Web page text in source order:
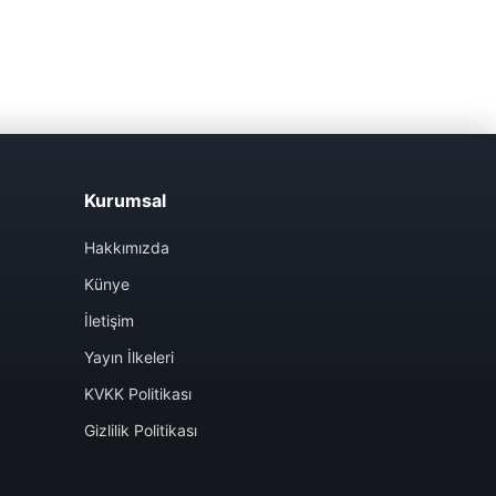
Kurumsal
Hakkımızda
Künye
İletişim
Yayın İlkeleri
KVKK Politikası
Gizlilik Politikası